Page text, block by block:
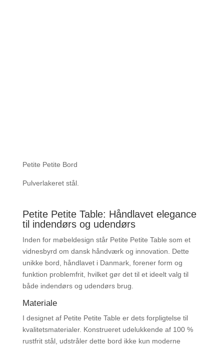
Petite Petite Bord
Pulverlakeret stål.
Petite Petite Table: Håndlavet elegance
til indendørs og udendørs
Inden for møbeldesign står Petite Petite Table som et
vidnesbyrd om dansk håndværk og innovation. Dette
unikke bord, håndlavet i Danmark, forener form og
funktion problemfrit, hvilket gør det til et ideelt valg til
både indendørs og udendørs brug.
Materiale
I designet af Petite Petite Table er dets forpligtelse til
kvalitetsmaterialer. Konstrueret udelukkende af 100 %
rustfrit stål, udstråler dette bord ikke kun moderne